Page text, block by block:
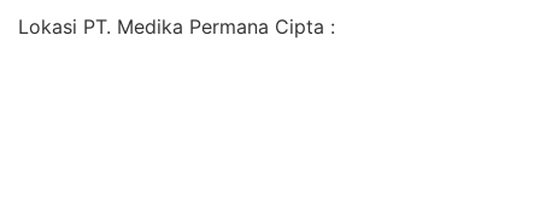
Lokasi PT. Medika Permana Cipta :